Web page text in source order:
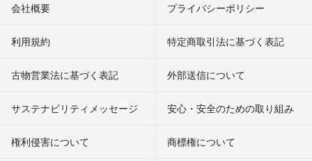
会社概要 プライバシーポリシー
利用規約 特定商取引法に基づく表記
古物営業法に基づく表記 外部送信について
サステナビリティメッセージ 安心・安全のための取り組み
権利侵害について
商標権について